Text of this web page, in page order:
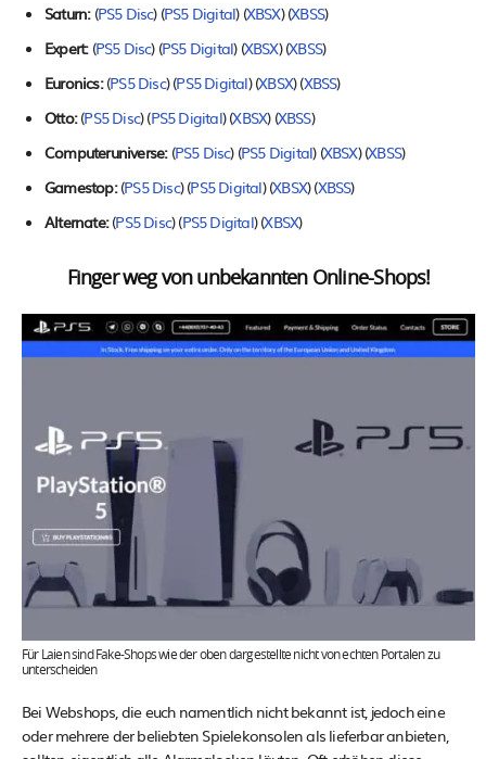
Saturn:(PS5 Disc) (PS5 Digital) (XBSX) (XBSS)
Expert:(PS5 Disc) (PS5 Digital) (XBSX) (XBSS)
Euronics:(PS5 Disc) (PS5 Digital) (XBSX) (XBSS)
Otto:(PS5 Disc) (PS5 Digital) (XBSX) (XBSS)
Computeruniverse:(PS5 Disc) (PS5 Digital) (XBSX) (XBSS)
Gamestop:(PS5 Disc) (PS5 Digital) (XBSX) (XBSS)
Alternate:(PS5 Disc) (PS5 Digital) (XBSX)
Finger weg von unbekannten Online-Shops!
Für Laien sind Fake-Shops wie der oben dargestellte nicht von echten Portalen zu
unterscheiden
Bei Webshops, die euch namentlich nicht bekannt ist, jedoch eine
oder mehrere der beliebten Spielekonsolen als lieferbar anbieten,